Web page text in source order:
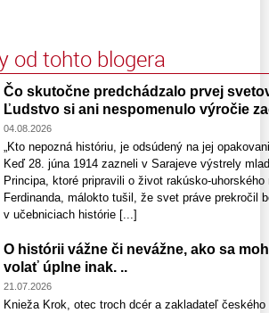
od tohto blogera
Čo skutočne predchádzalo prvej
Ľudstvo si ani nespomenulo výročie
04.08.2026
„Kto nepozná históriu, je odsúdený na jej
Keď 28. júna 1914 zazneli v Sarajeve výstrely
Principa, ktoré pripravili o život rakúsko-
Ferdinanda, málokto tušil, že svet práve prekročil
v učebniciach histórie [...]
O histórii vážne či nevážne, ako sa
volať úplne inak. ..
21.07.2026
Knieža Krok, otec troch dcér a zakladateľ